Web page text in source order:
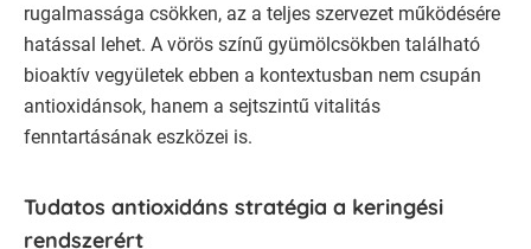
rugalmassága csökken, az a teljes szervezet működésére
hatással lehet. A vörös színű gyümölcsökben található
bioaktív vegyületek ebben a kontextusban nem csupán
antioxidánsok, hanem a sejtszintű vitalitás
fenntartásának eszközei is.
Tudatos antioxidáns stratégia a keringési
rendszerért